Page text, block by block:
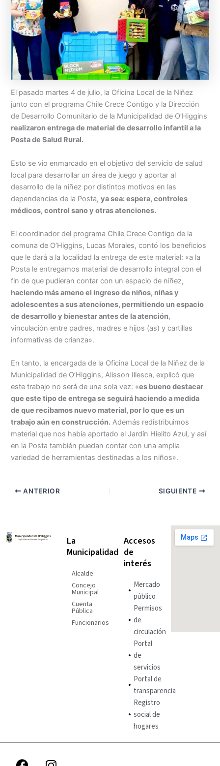
El pasado martes 4 de julio, la Oficina Local de la Niñez
junto con el programa Chile Crece Contigo y la Dirección
de Desarrollo Comunitario de la Municipalidad de O’Higgins
realizaron entrega de material de desarrollo infantil a la
Posta de Salud Rural.
Esto se vio enmarcado en el objetivo del servicio de salud
local para desarrollar un área de juego y aportar al
desarrollo de la niñez por distintos motivos en las
dependencias de la Posta,ya sea: espera, controles
médicos, control sano y otras atenciones.
El coordinador del programa Chile Crece Contigo de la
comuna de O’Higgins, Lucas Morales, contó los beneficios
que le dará a la localidad la entrega de este material: «a la
Posta le entregamos material de desarrollo integral con el
fin de que pudieran contar con un espacio de niñez,
haciendo más ameno el ingreso de niños, niñas y
adolescentes a sus atenciones, permitiendo un espacio
de desarrollo y bienestar antes de la atención,
vinculación entre padres, madres e hijos (as) y cartillas
informativas de crianza».
En tanto, la encargada de la Oficina Local de la Niñez de la
Municipalidad de O’Higgins, Alisson Illesca, explicó que
este trabajo no será de una sola vez: «es bueno destacar
que este tipo de entrega se seguirá haciendo a medida
de que recibamos nuevo material, por lo que es un
trabajo aún en construcción. Además redistribuimos
material que nos había aportado el Jardín Hielito Azul, y así
en la Posta también puedan contar con una amplia
variedad de herramientas destinadas a los niños».
ANTERIOR SIGUIENTE
La
Municipalidad
Alcalde
Concejo
Municipal
Cuenta
Pública
Funcionarios
Accesos
de
interés
Mercado
público
Permisos
de
circulación
Portal
de
servicios
Portal de
transparencia
Registro
social de
hogares
F
I